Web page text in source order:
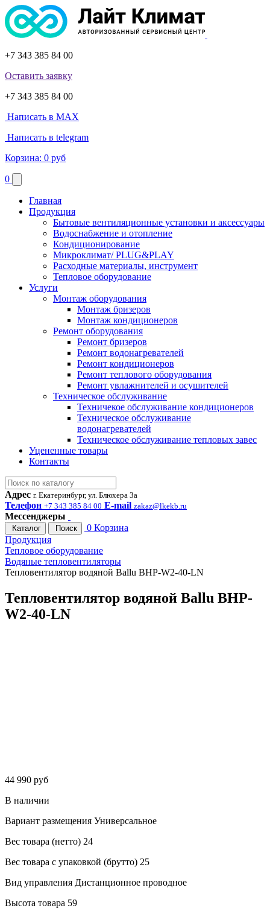
+7 343 385 84 00
Оставить заявку
+7 343 385 84 00
Написать в MAX
Написать в telegram
Корзина: 0 руб
0
Главная
Продукция
Бытовые вентиляционные установки и аксессуары
Водоснабжение и отопление
Кондиционирование
Микроклимат/ PLUG&PLAY
Расходные материалы, инструмент
Тепловое оборудование
Услуги
Монтаж оборудования
Монтаж бризеров
Монтаж кондиционеров
Ремонт оборудования
Ремонт бризеров
Ремонт водонагревателей
Ремонт кондиционеров
Ремонт теплового оборудования
Ремонт увлажнителей и осушителей
Техническое обслуживание
Техничекое обслуживание кондиционеров
Техническое обслуживание
водонагревателей
Техническое обслуживание тепловых завес
Уцененные товары
Контакты
Адрес г. Екатеринбург, ул. Блюхера 3а
Телефон +7 343 385 84 00 E-mail zakaz@lkekb.ru
Мессенджеры
Каталог Поиск 0 Корзина
Продукция
Тепловое оборудование
Водяные тепловентиляторы
Тепловентилятор водяной Ballu BHP-W2-40-LN
Тепловентилятор водяной Ballu BHP-
W2-40-LN
44 990 руб
В наличии
Вариант размещения Универсальное
Вес товара (нетто) 24
Вес товара с упаковкой (брутто) 25
Вид управления Дистанционное проводное
Высота товара 59